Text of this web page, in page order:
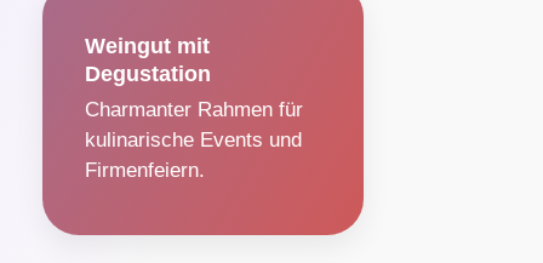
Weingut mit
Degustation
Charmanter Rahmen für
kulinarische Events und
Firmenfeiern.